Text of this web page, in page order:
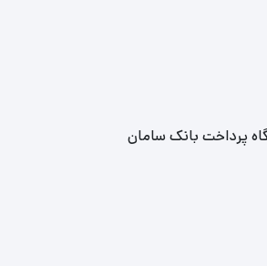
پرداخت بانک سامان